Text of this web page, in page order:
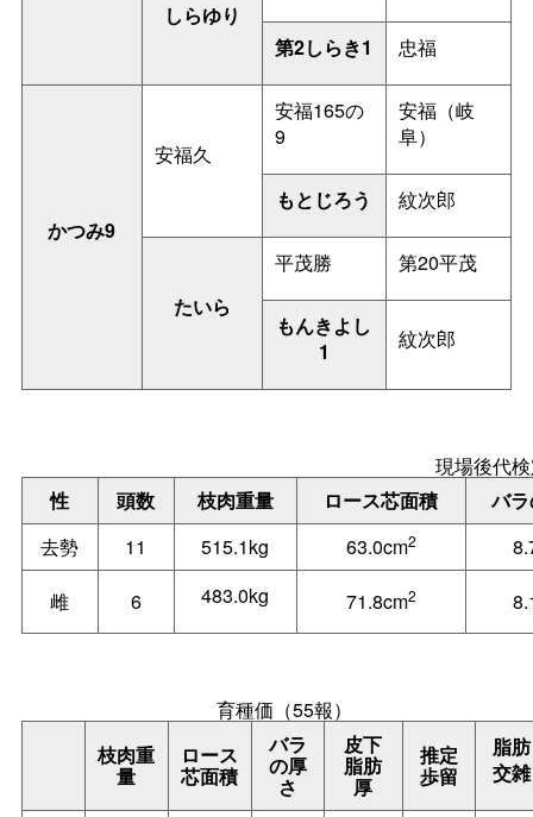
しらゆり
第2しらき1 忠福
かつみ9
安福久
安福165の
9
安福（岐
阜）
もとじろう 紋次郎
たいら
平茂勝 第20平茂
もんきよし
1
紋次郎
現場後代
性
頭数 枝肉重量 ロース芯面積
バ
去勢
11 515.1kg 63.0cm2
雌
6 483.0kg 71.8cm2
育種価（55報）
枝肉重
量
ロース
芯面積
バラ
の厚
さ
皮下
脂肪
厚
推定
歩留
脂肪
交雑